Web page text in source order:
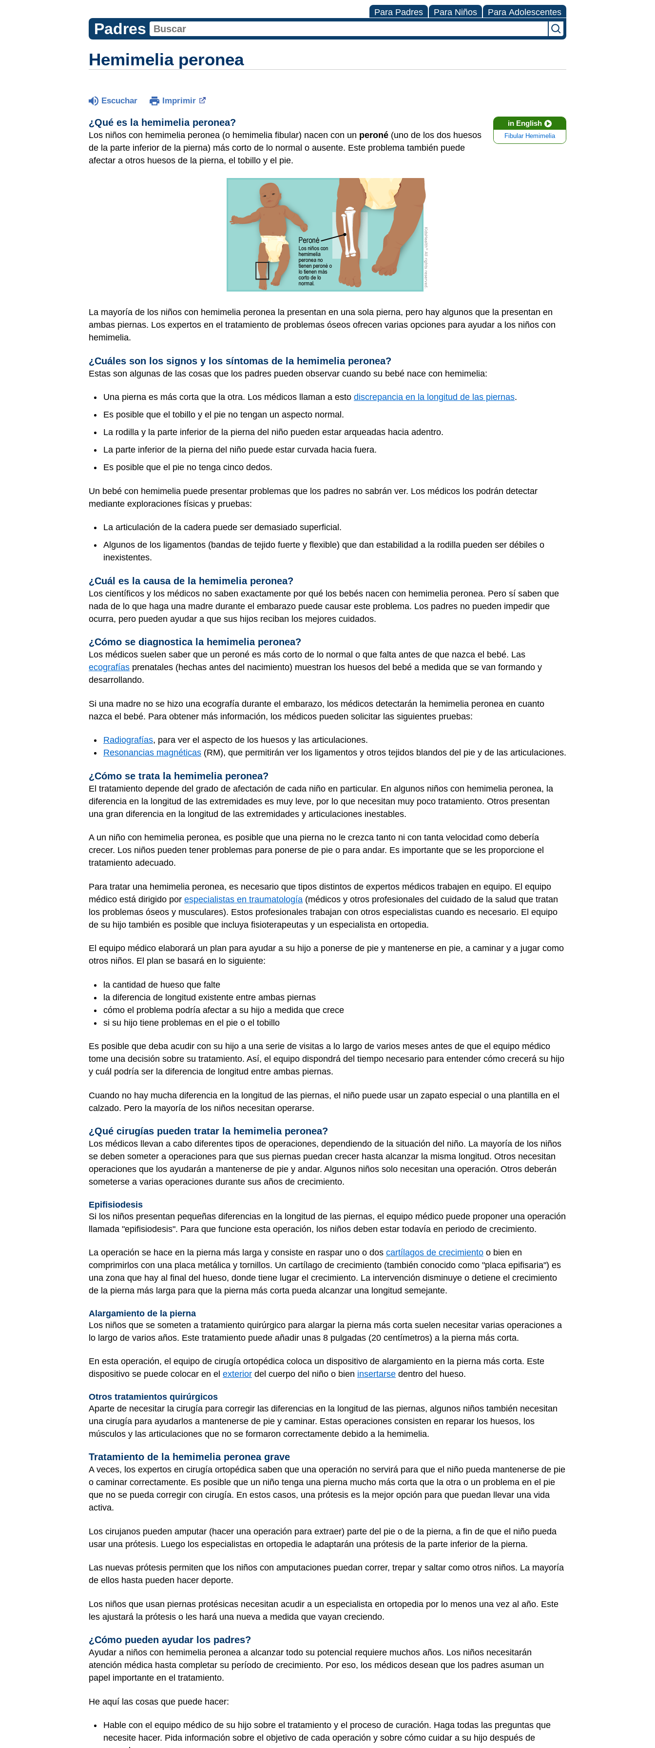
Para Padres Para Niños Para Adolescentes
Padres
Hemimelia peronea
Escuchar Imprimir
in English
Fibular Hemimelia
¿Qué es la hemimelia peronea?
Los niños con hemimelia peronea (o hemimelia fibular) nacen con un peroné (uno de los dos huesos
de la parte inferior de la pierna) más corto de lo normal o ausente. Este problema también puede
afectar a otros huesos de la pierna, el tobillo y el pie.
La mayoría de los niños con hemimelia peronea la presentan en una sola pierna, pero hay algunos que la presentan en
ambas piernas. Los expertos en el tratamiento de problemas óseos ofrecen varias opciones para ayudar a los niños con
hemimelia.
¿Cuáles son los signos y los síntomas de la hemimelia peronea?
Estas son algunas de las cosas que los padres pueden observar cuando su bebé nace con hemimelia:
Una pierna es más corta que la otra. Los médicos llaman a esto discrepancia en la longitud de las piernas.
Es posible que el tobillo y el pie no tengan un aspecto normal.
La rodilla y la parte inferior de la pierna del niño pueden estar arqueadas hacia adentro.
La parte inferior de la pierna del niño puede estar curvada hacia fuera.
Es posible que el pie no tenga cinco dedos.
Un bebé con hemimelia puede presentar problemas que los padres no sabrán ver. Los médicos los podrán detectar
mediante exploraciones físicas y pruebas:
La articulación de la cadera puede ser demasiado superficial.
Algunos de los ligamentos (bandas de tejido fuerte y flexible) que dan estabilidad a la rodilla pueden ser débiles o
inexistentes.
¿Cuál es la causa de la hemimelia peronea?
Los científicos y los médicos no saben exactamente por qué los bebés nacen con hemimelia peronea. Pero sí saben que
nada de lo que haga una madre durante el embarazo puede causar este problema. Los padres no pueden impedir que
ocurra, pero pueden ayudar a que sus hijos reciban los mejores cuidados.
¿Cómo se diagnostica la hemimelia peronea?
Los médicos suelen saber que un peroné es más corto de lo normal o que falta antes de que nazca el bebé. Las
ecografías prenatales (hechas antes del nacimiento) muestran los huesos del bebé a medida que se van formando y
desarrollando.
Si una madre no se hizo una ecografía durante el embarazo, los médicos detectarán la hemimelia peronea en cuanto
nazca el bebé. Para obtener más información, los médicos pueden solicitar las siguientes pruebas:
Radiografías, para ver el aspecto de los huesos y las articulaciones.
Resonancias magnéticas (RM), que permitirán ver los ligamentos y otros tejidos blandos del pie y de las articulaciones.
¿Cómo se trata la hemimelia peronea?
El tratamiento depende del grado de afectación de cada niño en particular. En algunos niños con hemimelia peronea, la
diferencia en la longitud de las extremidades es muy leve, por lo que necesitan muy poco tratamiento. Otros presentan
una gran diferencia en la longitud de las extremidades y articulaciones inestables.
A un niño con hemimelia peronea, es posible que una pierna no le crezca tanto ni con tanta velocidad como debería
crecer. Los niños pueden tener problemas para ponerse de pie o para andar. Es importante que se les proporcione el
tratamiento adecuado.
Para tratar una hemimelia peronea, es necesario que tipos distintos de expertos médicos trabajen en equipo. El equipo
médico está dirigido por especialistas en traumatología (médicos y otros profesionales del cuidado de la salud que tratan
los problemas óseos y musculares). Estos profesionales trabajan con otros especialistas cuando es necesario. El equipo
de su hijo también es posible que incluya fisioterapeutas y un especialista en ortopedia.
El equipo médico elaborará un plan para ayudar a su hijo a ponerse de pie y mantenerse en pie, a caminar y a jugar como
otros niños. El plan se basará en lo siguiente:
la cantidad de hueso que falte
la diferencia de longitud existente entre ambas piernas
cómo el problema podría afectar a su hijo a medida que crece
si su hijo tiene problemas en el pie o el tobillo
Es posible que deba acudir con su hijo a una serie de visitas a lo largo de varios meses antes de que el equipo médico
tome una decisión sobre su tratamiento. Así, el equipo dispondrá del tiempo necesario para entender cómo crecerá su hijo
y cuál podría ser la diferencia de longitud entre ambas piernas.
Cuando no hay mucha diferencia en la longitud de las piernas, el niño puede usar un zapato especial o una plantilla en el
calzado. Pero la mayoría de los niños necesitan operarse.
¿Qué cirugías pueden tratar la hemimelia peronea?
Los médicos llevan a cabo diferentes tipos de operaciones, dependiendo de la situación del niño. La mayoría de los niños
se deben someter a operaciones para que sus piernas puedan crecer hasta alcanzar la misma longitud. Otros necesitan
operaciones que los ayudarán a mantenerse de pie y andar. Algunos niños solo necesitan una operación. Otros deberán
someterse a varias operaciones durante sus años de crecimiento.
Epifisiodesis
Si los niños presentan pequeñas diferencias en la longitud de las piernas, el equipo médico puede proponer una operación
llamada "epifisiodesis". Para que funcione esta operación, los niños deben estar todavía en periodo de crecimiento.
La operación se hace en la pierna más larga y consiste en raspar uno o dos cartílagos de crecimiento o bien en
comprimirlos con una placa metálica y tornillos. Un cartílago de crecimiento (también conocido como "placa epifisaria") es
una zona que hay al final del hueso, donde tiene lugar el crecimiento. La intervención disminuye o detiene el crecimiento
de la pierna más larga para que la pierna más corta pueda alcanzar una longitud semejante.
Alargamiento de la pierna
Los niños que se someten a tratamiento quirúrgico para alargar la pierna más corta suelen necesitar varias operaciones a
lo largo de varios años. Este tratamiento puede añadir unas 8 pulgadas (20 centímetros) a la pierna más corta.
En esta operación, el equipo de cirugía ortopédica coloca un dispositivo de alargamiento en la pierna más corta. Este
dispositivo se puede colocar en el exterior del cuerpo del niño o bien insertarse dentro del hueso.
Otros tratamientos quirúrgicos
Aparte de necesitar la cirugía para corregir las diferencias en la longitud de las piernas, algunos niños también necesitan
una cirugía para ayudarlos a mantenerse de pie y caminar. Estas operaciones consisten en reparar los huesos, los
músculos y las articulaciones que no se formaron correctamente debido a la hemimelia.
Tratamiento de la hemimelia peronea grave
A veces, los expertos en cirugía ortopédica saben que una operación no servirá para que el niño pueda mantenerse de pie
o caminar correctamente. Es posible que un niño tenga una pierna mucho más corta que la otra o un problema en el pie
que no se pueda corregir con cirugía. En estos casos, una prótesis es la mejor opción para que puedan llevar una vida
activa.
Los cirujanos pueden amputar (hacer una operación para extraer) parte del pie o de la pierna, a fin de que el niño pueda
usar una prótesis. Luego los especialistas en ortopedia le adaptarán una prótesis de la parte inferior de la pierna.
Las nuevas prótesis permiten que los niños con amputaciones puedan correr, trepar y saltar como otros niños. La mayoría
de ellos hasta pueden hacer deporte.
Los niños que usan piernas protésicas necesitan acudir a un especialista en ortopedia por lo menos una vez al año. Este
les ajustará la prótesis o les hará una nueva a medida que vayan creciendo.
¿Cómo pueden ayudar los padres?
Ayudar a niños con hemimelia peronea a alcanzar todo su potencial requiere muchos años. Los niños necesitarán
atención médica hasta completar su período de crecimiento. Por eso, los médicos desean que los padres asuman un
papel importante en el tratamiento.
He aquí las cosas que puede hacer:
Hable con el equipo médico de su hijo sobre el tratamiento y el proceso de curación. Haga todas las preguntas que
necesite hacer. Pida información sobre el objetivo de cada operación y sobre cómo cuidar a su hijo después de